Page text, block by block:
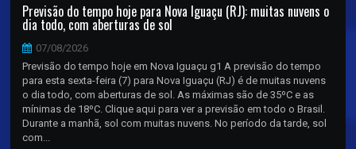
Previsão do tempo hoje para Nova Iguaçu (RJ): muitas nuvens o
dia todo, com aberturas de sol
07/08/2026
Previsão do tempo hoje em Nova Iguaçu g1 A previsão do tempo
para esta sexta-feira (7) para Nova Iguaçu (RJ) é de muitas nuvens
o dia todo, com aberturas de sol. As máximas são de 35ºC e as
mínimas de 18ºC. Clique aqui para ver a previsão em todo o Brasil.
Durante a manhã, sol com muitas nuvens. No período da tarde, sol
com...